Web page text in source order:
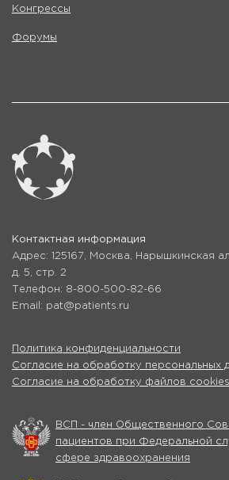
Конгрессы
Форумы
Контактная информация
Адрес: 125167, Москва, Нарышкинская
д. 5, стр. 2
Телефон: 8-800-500-82-66
Email: pat@patients.ru
Политика конфиденциальности
Согласие на обработку персональных
Согласие на обработку файлов cookies
ВСП - член Общественного
пациентов при Федеральной
сфере здравоохранения